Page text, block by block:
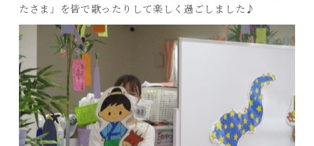
たさま」を皆で歌ったりして楽しく過ごしました♪